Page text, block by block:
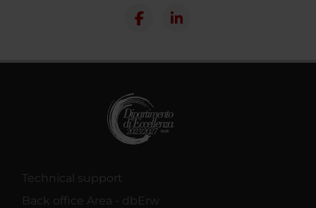
Technical support
Back office Area - dbErw